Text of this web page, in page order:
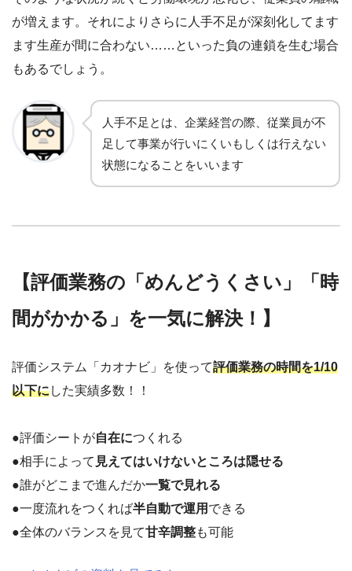
が増えます。それによりさらに人手不足が深刻化してます
ます生産が間に合わない……といった負の連鎖を生む場合
もあるでしょう。
人手不足とは、企業経営の際、従業員が不
足して事業が行いにくいもしくは行えない
状態になることをいいます
【評価業務の「めんどうくさい」「時
間がかかる」を一気に解決！】
評価システム「カオナビ」を使って評価業務の時間を1/10
以下にした実績多数！！
●評価シートが自在につくれる
●相手によって 見えてはいけないところは隠せる
●誰がどこまで進んだか一覧で見れる
●一度流れをつくれば半自動で運用 できる
●全体のバランスを見て甘辛調整も可能